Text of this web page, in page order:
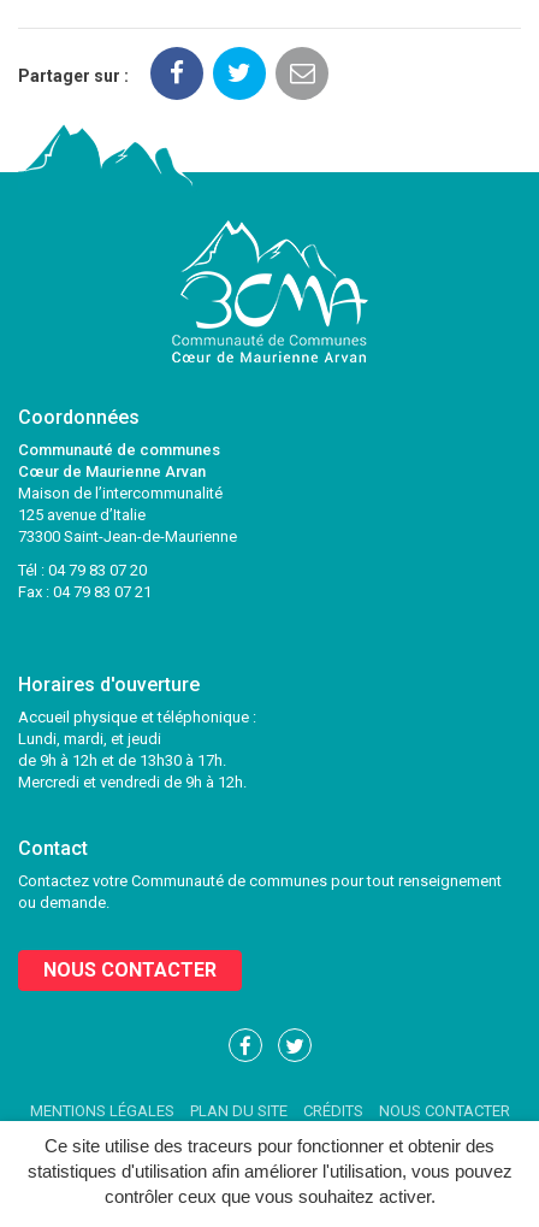
Ce site utilise des traceurs pour fonctionner et obtenir des
statistiques d'utilisation afin améliorer l'utilisation, vous pouvez
contrôler ceux que vous souhaitez activer.
Partager sur :
Coordonnées
Communauté de communes
Cœur de Maurienne Arvan
Maison de l’intercommunalité
125 avenue d’Italie
73300 Saint-Jean-de-Maurienne
Tél : 04 79 83 07 20
Fax : 04 79 83 07 21
Horaires d'ouverture
Accueil physique et téléphonique :
Lundi, mardi, et jeudi
de 9h à 12h et de 13h30 à 17h.
Mercredi et vendredi de 9h à 12h.
Contact
Contactez votre Communauté de communes pour tout renseignement
ou demande.
NOUS CONTACTER
Lien
compte
Facebook
Lien
compte
Twitter
MENTIONS LÉGALES PLAN DU SITE CRÉDITS NOUS CONTACTER